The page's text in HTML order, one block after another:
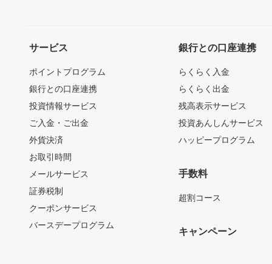
サービス
ポイントプログラム
銀行との口座連携
投資情報サービス
ご入金・ご出金
外貨決済
お取引時間
メールサービス
証券税制
クーポンサービス
バースデープログラム
銀行との口座連携
らくらく入金
らくらく出金
残高表示サービス
投資あんしんサービス
ハッピープログラム
手数料
超割コース
キャンペーン